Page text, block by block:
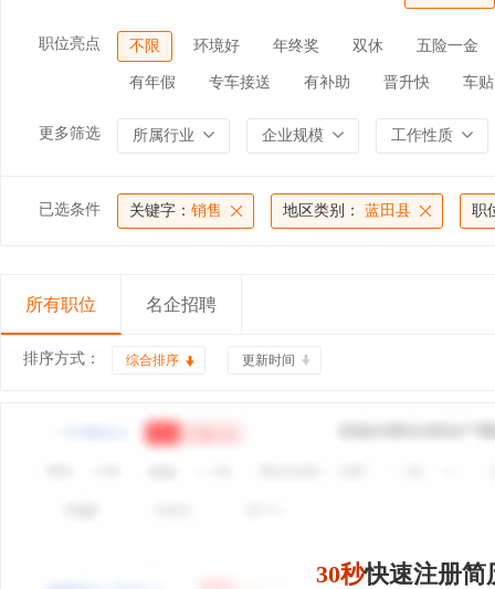
职位亮点 不限 环境好 年终奖 双休 五险一金
有年假 专车接送 有补助 晋升快 车贴
更多筛选 所属行业 企业规模 工作性质
已选条件 关键字： 销售 地区类别： 蓝田县 职
所有职位 名企招聘
排序方式： 综合排序 更新时间
30秒快速注册简